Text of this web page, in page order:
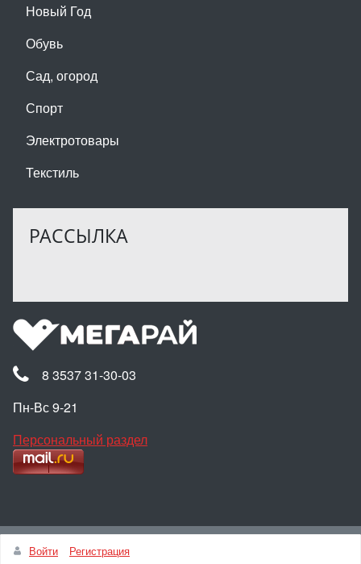
Новый Год
Обувь
Сад, огород
Спорт
Электротовары
Текстиль
РАССЫЛКА
8 3537 31-30-03
Пн-Вс 9-21
Персональный раздел
Войти
Регистрация